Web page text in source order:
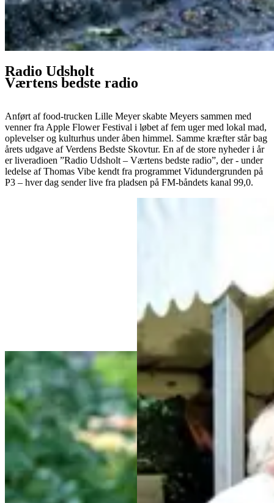
Radio Udsholt
Værtens bedste radio
Anført af food-trucken Lille Meyer skabte Meyers sammen med
venner fra Apple Flower Festival i løbet af fem uger med lokal mad,
oplevelser og kulturhus under åben himmel. Samme kræfter står bag
årets udgave af Verdens Bedste Skovtur. En af de store nyheder i år
er liveradioen ”Radio Udsholt – Værtens bedste radio”, der - under
ledelse af Thomas Vibe kendt fra programmet Vidundergrunden på
P3 – hver dag sender live fra pladsen på FM-båndets kanal 99,0.